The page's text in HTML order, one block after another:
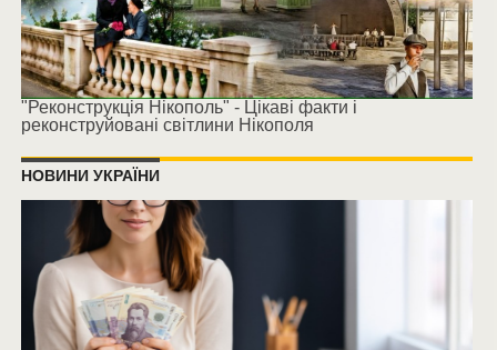
"Реконструкція Нікополь" - Цікаві факти і
реконструйовані світлини Нікополя
НОВИНИ УКРАЇНИ